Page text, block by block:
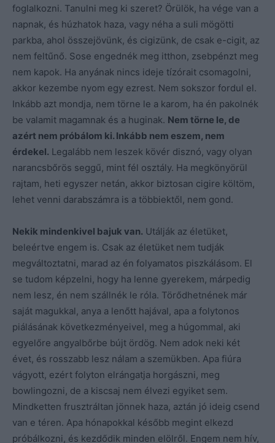
foglalkozni. Tanulni meg ki szeret? Örülök, ha vége van a
napnak, és húzhatok haza, vagy néha a suli mögötti
parkba, ahol összejövünk, és cigizünk, de csak e-cigit, az
nem feltűnő. Sose engednék meg itthon, zsebpénzt meg
nem kapok. Ha anyának nincs ideje tízórait csomagolni,
akkor kezembe nyom egy ezrest. Nem sokszor fordul el.
Inkább azt mondja, nem törne le a karom, ha én pakolnék
be valamit magamnak és a huginak. Nem törne le, de
azért nem próbálom ki. Inkább nem eszem, nem
érdekel. Legalább nem leszek kövér disznó, vagy olyan
narancsbőrös seggű, mint fél osztály. Ha megkönyörül
rajtam, heti egyszer netán, akkor biztosan cigire költöm,
lehet venni darabszámra is a többiektől, nem gond.
Nekik mindenkivel bajuk van. Utálják az életüket,
beleértve engem is. Csak az életüket nem tudják
megváltoztatni, marad az én folyamatos piszkálásom. El
se tudom képzelni, hogy ha lenne gyerekem, márpedig
nem lesz, én nem szállnék le róla. Törődhetnének már
saját magukkal, anya a lenőtt hajával, apa a folytonos
piálásának következményeivel, meg a húgommal, aki
egyelőre angyalbőrbe bújt ördög. Nem adok neki két
évet, és rosszabb lesz nálam a szemükben. Apa fiúra
vágyott, ezért folyton elrángatja horgászni, meg
bowlingozni, de a kiscsaj nem élvezi egyiket sem.
Mindketten frusztráltan jönnek haza, aztán jó ideig csend
van e téren. Apa hónapokkal később megint elkezd
próbálkozni, és kezdődik minden elölről. Engem nem hív,